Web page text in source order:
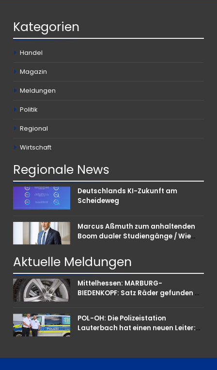
Kategorien
Handel
Magazin
Meldungen
Politik
Regional
Wirtschaft
Regionale News
Deutschlands KI-Zukunft am
Scheideweg
Marcus Aßmuth zum anhaltenden
Boom dualer Studiengänge / Wie
punkten können
Aktuelle Meldungen
Mittelhessen: MARBURG-
BIEDENKOPF: Satz Räder gefunden –
POL-OH: Die Polizeistation
Lauterbach hat einen neuen Leiter: